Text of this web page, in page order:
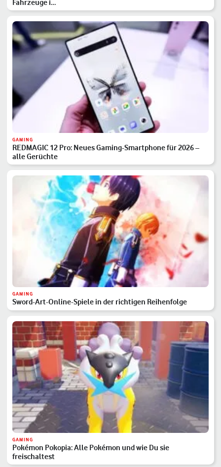
Fahrzeuge i…
GAMING
REDMAGIC 12 Pro: Neues Gaming-Smartphone für 2026 –
alle Gerüchte
GAMING
Sword-Art-Online-Spiele in der richtigen Reihenfolge
GAMING
Pokémon Pokopia: Alle Pokémon und wie Du sie
freischaltest